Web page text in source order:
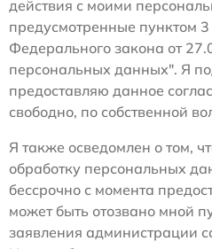
действия с моими
предусмотренные пунктом 3
Федерального закона от
персональных данных". Я
предоставляю данное
свободно, по собственной
Я также осведомлен о том,
обработку персональных
бессрочно с момента
может быть отозвано мной
заявления администрации